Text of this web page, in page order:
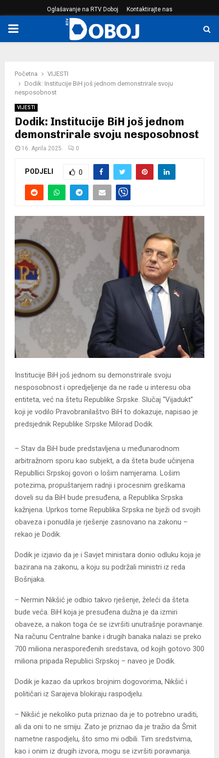
Oglašavanje na RTV Doboj Kontaktirajte nas
PRIMARY
Početna
VIJESTI
Dodik: Institucije BiH još jednom demonstrirale svoju
nesposobnost
VIJESTI
Dodik: Institucije BiH još jednom
demonstrirale svoju nesposobnost
16. Aprila 2025. 0
PODJELI 0
Institucije BiH još jednom su demonstrirale svoju
nesposobnost i opredjeljenje da ne rade u interesu oba
entiteta, već na štetu Republike Srpske. Slučaj “Vijadukt”
koji je vodilo Pravobranilaštvo BiH to dokazuje, napisao je
predsjednik Republike Srpske Milorad Dodik.
– Stav da BiH bude predstavljena u međunarodnom
arbitražnom sporu kao subjekt, a da šteta bude učinjena
Republlici Srpskoj govori o lošim namjerama. Lošim
potezima, propuštanjem radnji i procesnim greškama
doveli su da BiH bude presuđena, a Republika Srpska
kažnjena. Uprkos tome Republika Srpska ne bježi od svojih
obaveza i ponudila je rješenje zasnovano na zakonu –
rekao je Dodik.
Dodik je izjavio da je i Savjet ministara donio odluku koja je
bazirana na zakonu, a koju su podržali ministri iz reda
Bošnjaka.
– Nermin Nikšić je odbio takvo rješenje, želeći da šteta
bude veća. BiH koja je presuđena dužna je da izmiri
obaveze, a nakon toga će se izvršiti unutrašnje poravnanje.
Na računu Centralne banke i drugih banaka nalazi se preko
700 miliona neraspoređenih sredstava, od kojih gotovo 300
miliona pripada Republici Srpskoj – naveo je Dodik.
Dodik je kazao da uprkos brojnim dogovorima, Nikšić i
političari iz Sarajeva blokiraju raspodjelu.
– Nikšić je nekoliko puta priznao da je to potrebno uraditi,
ali da oni to ne smiju. Zato je priznao da je tražio da Šmit
nametne raspodjelu, što smo mi odbili. Tim sredstvima,
kao i onim iz drugih izvora, mogu se izvršiti poravnanja.